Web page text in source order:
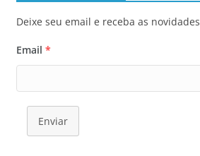
Deixe seu email e receba as novidades
Email *
Enviar